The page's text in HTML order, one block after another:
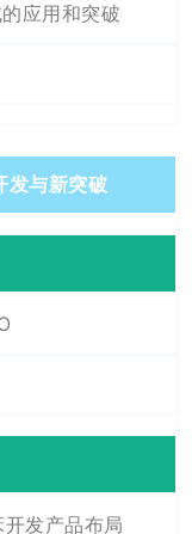
应用和突破
发与新突破
发产品布局